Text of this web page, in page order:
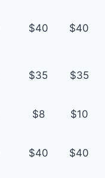
$40 $40
$35 $35
$8 $10
$40 $40